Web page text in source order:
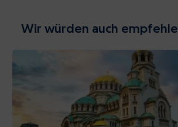
Wir würden auch